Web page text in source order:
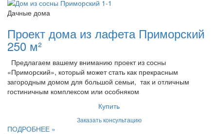
Дачные дома
Проект дома из лафета Приморский
250 м²
Предлагаем вашему вниманию проект из сосны
«Приморский», который может стать как прекрасным
загородным домом для большой семьи, так и отличным
гостиничным комплексом или особняком
Купить
Заказать консультацию
ПОДРОБНЕЕ »